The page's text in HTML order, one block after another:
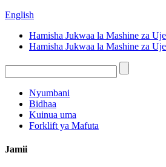
English
Hamisha Jukwaa la Mashine za
Hamisha Jukwaa la Mashine za
Nyumbani
Bidhaa
Kuinua uma
Forklift ya Mafuta
Jamii